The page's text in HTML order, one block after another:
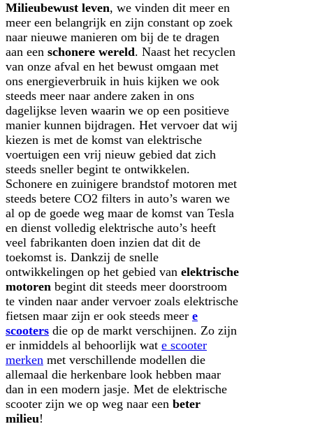
Milieubewust leven, we vinden dit meer en
meer een belangrijk en zijn constant op zoek
naar nieuwe manieren om bij de te dragen
aan een schonere wereld. Naast het recyclen
van onze afval en het bewust omgaan met
ons energieverbruik in huis kijken we ook
steeds meer naar andere zaken in ons
dagelijkse leven waarin we op een positieve
manier kunnen bijdragen. Het vervoer dat wij
kiezen is met de komst van elektrische
voertuigen een vrij nieuw gebied dat zich
steeds sneller begint te ontwikkelen.
Schonere en zuinigere brandstof motoren met
steeds betere CO2 filters in auto’s waren we
al op de goede weg maar de komst van Tesla
en dienst volledig elektrische auto’s heeft
veel fabrikanten doen inzien dat dit de
toekomst is. Dankzij de snelle
ontwikkelingen op het gebied van elektrische
motoren begint dit steeds meer doorstroom
te vinden naar ander vervoer zoals elektrische
fietsen maar zijn er ook steeds meer e
scooters die op de markt verschijnen. Zo zijn
er inmiddels al behoorlijk wat e scooter
merken met verschillende modellen die
allemaal die herkenbare look hebben maar
dan in een modern jasje. Met de elektrische
scooter zijn we op weg naar een beter
milieu!